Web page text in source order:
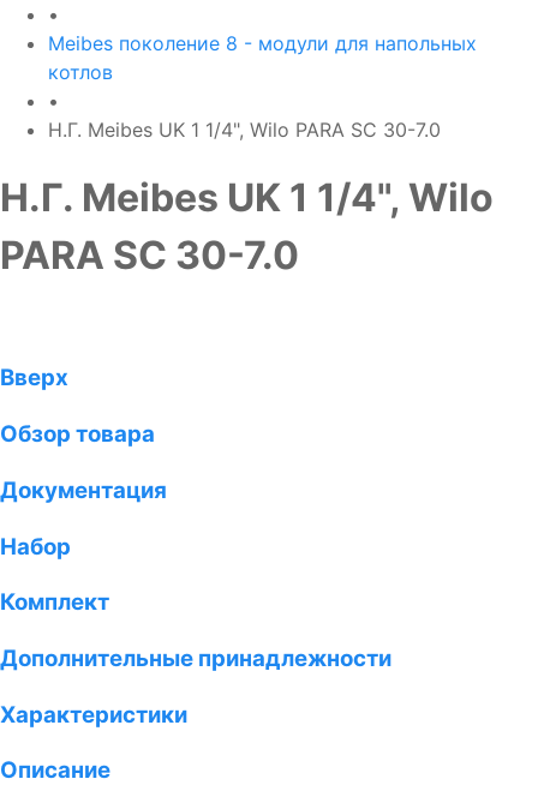
•
Meibes поколение 8 - модули для напольных
котлов
•
Н.Г. Meibes UK 1 1/4", Wilo PARA SC 30-7.0
Н.Г. Meibes UK 1 1/4", Wilo
PARA SC 30-7.0
Вверх
Обзор товара
Документация
Набор
Комплект
Дополнительные принадлежности
Характеристики
Описание